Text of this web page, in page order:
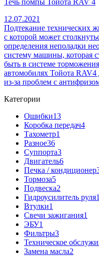
12.07.2021
Подтекание технических
с которой может
определения неполадки
систему машины, которая
быть в системе
автомобилях Тойота RAV4
из-за проблем с
Категории
Ошибки13
Коробка передач4
Тахометр1
Разное36
Cуппорта3
Двигатель6
Печка / кондиционер
Тормоза5
Подвеска2
Гидроусилитель руля1
Втулки1
Свечи зажигания1
ЭБУ1
Фильтры3
Техническое
Замена масла2